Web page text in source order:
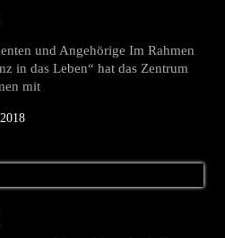
und Angehörige Im Rahmen
in das Leben“ hat das Zentrum
mit